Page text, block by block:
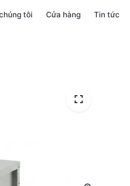
tôi Cửa hàng Tin tức